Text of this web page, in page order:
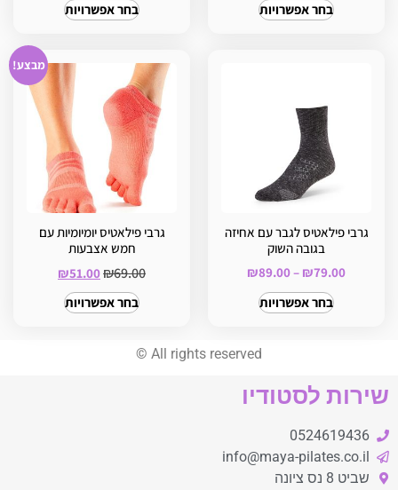
בחר אפשרויות
בחר אפשרויות
גרבי פילאטיס לגבר עם אחיזה
בגובה השוק
₪79.00
–
₪89.00
בחר אפשרויות
מבצע!
גרבי פילאטיס יומיומיות עם
חמש אצבעות
₪69.00
₪51.00
בחר אפשרויות
© All rights reserved
שירות לסטודיו
0524619436
info@maya-pilates.co.il
שביט 8 נס ציונה